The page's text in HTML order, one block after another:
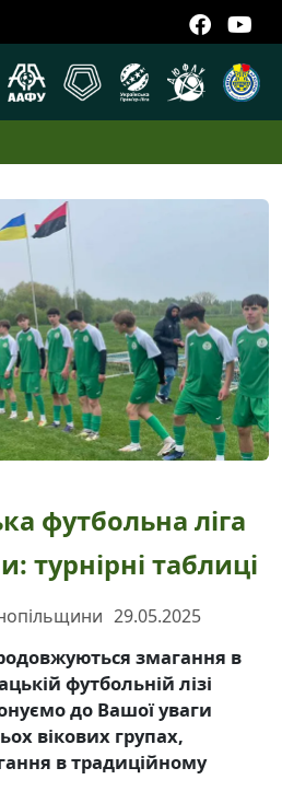
футбольна ліга
турнірні таблиці
29.05.2025
змагання в
футбольній лізі
до Вашої уваги
вікових групах,
в традиційному